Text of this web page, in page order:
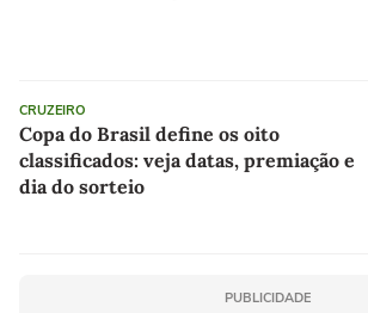
CRUZEIRO
Copa do Brasil define os oito
classificados: veja datas, premiação e
dia do sorteio
PUBLICIDADE